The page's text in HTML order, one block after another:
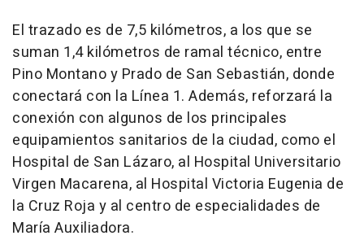
El trazado es de 7,5 kilómetros, a los que se
suman 1,4 kilómetros de ramal técnico, entre
Pino Montano y Prado de San Sebastián, donde
conectará con la Línea 1. Además, reforzará la
conexión con algunos de los principales
equipamientos sanitarios de la ciudad, como el
Hospital de San Lázaro, al Hospital Universitario
Virgen Macarena, al Hospital Victoria Eugenia de
la Cruz Roja y al centro de especialidades de
María Auxiliadora.